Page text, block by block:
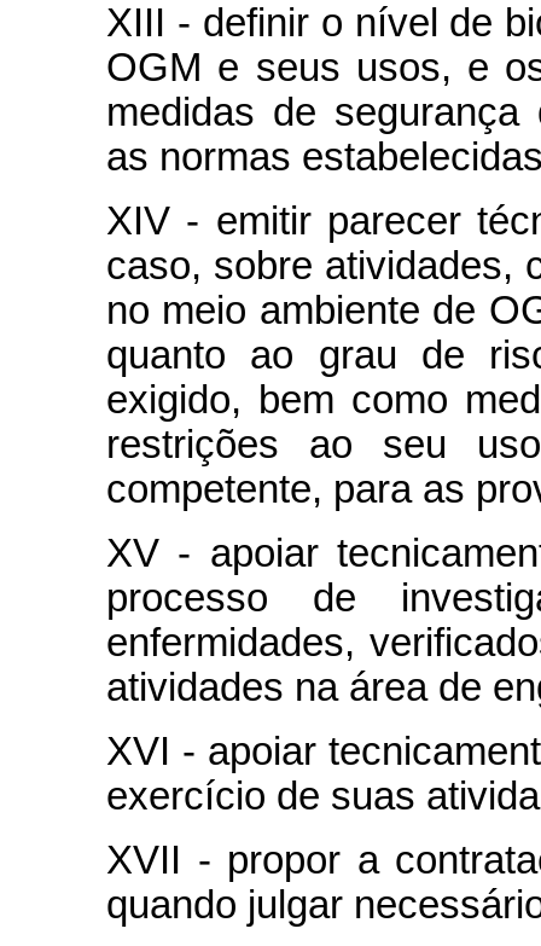
XIII - definir o nível de
OGM e seus usos, e
medidas de
as normas
XIV - emitir parecer
caso, sobre atividades,
no meio ambiente de
quanto ao grau de
exigido, bem como
restrições ao seu
competente, para as
XV - apoiar
processo de
enfermidades,
atividades na área de
XVI - apoiar
exercício de suas
XVII - propor a
quando julgar